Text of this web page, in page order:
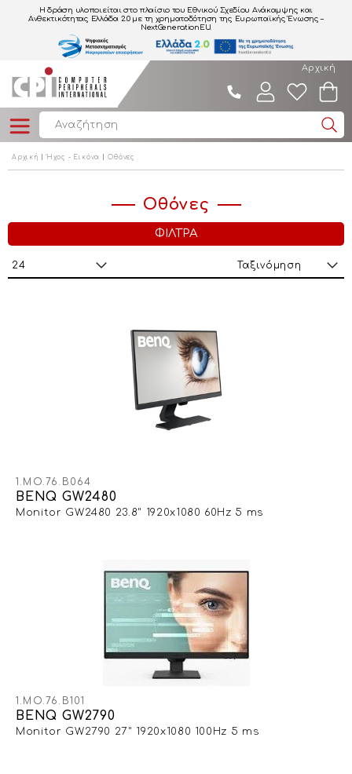
Η δράση υλοποιείται στο πλαίσιο του Εθνικού Σχεδίου Ανάκαμψης και
Ανθεκτικότητας Ελλάδα 2.0με τη χρηματοδότηση της Ευρωπαϊκής Ένωσης –
NextGenerationEU.
Αρχική
Αρχική Ήχος - Εικόνα Οθόνες
Οθόνες
ΦΙΛΤΡΑ
1.MO.76.B064
BENQ GW2480
Monitor GW2480 23.8" 1920x1080 60Hz 5 ms
1.MO.76.B101
BENQ GW2790
Monitor GW2790 27" 1920x1080 100Hz 5 ms